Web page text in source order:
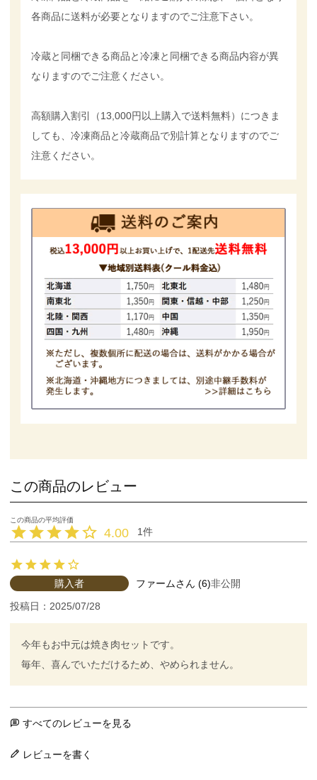
各商品に送料が必要となりますのでご注意下さい。
冷蔵と同梱できる商品と冷凍と同梱できる商品内容が異
なりますのでご注意ください。
高額購入割引（13,000円以上購入で送料無料）につきま
しても、冷凍商品と冷蔵商品で別計算となりますのでご
注意ください。
この商品のレビュー
4.00 1
ファーム 6
購入者 非公開
投稿日 2025/07/28
今年もお中元は焼き肉セットです。
毎年、喜んでいただけるため、やめられません。
すべてのレビューを見る
レビューを書く